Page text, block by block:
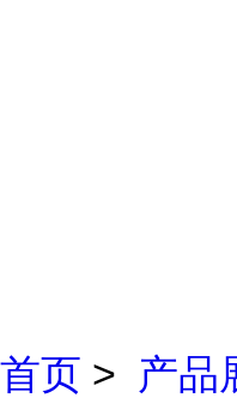
首页 > 产品